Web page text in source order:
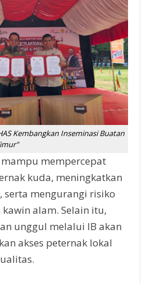
Kembangkan Inseminasi Buatan
mempercepat
kuda, meningkatkan
serta mengurangi risiko
alam. Selain itu,
unggul melalui IB akan
akses peternak lokal